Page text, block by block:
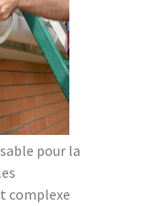
pour la
complexe